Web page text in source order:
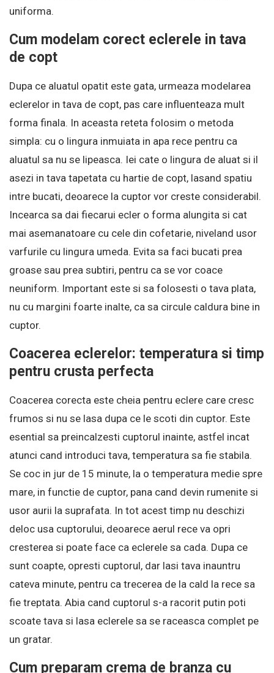
uniforma.
Cum modelam corect eclerele in tava
de copt
Dupa ce aluatul opatit este gata, urmeaza modelarea
eclerelor in tava de copt, pas care influenteaza mult
forma finala. In aceasta reteta folosim o metoda
simpla: cu o lingura inmuiata in apa rece pentru ca
aluatul sa nu se lipeasca. Iei cate o lingura de aluat si il
asezi in tava tapetata cu hartie de copt, lasand spatiu
intre bucati, deoarece la cuptor vor creste considerabil.
Incearca sa dai fiecarui ecler o forma alungita si cat
mai asemanatoare cu cele din cofetarie, niveland usor
varfurile cu lingura umeda. Evita sa faci bucati prea
groase sau prea subtiri, pentru ca se vor coace
neuniform. Important este si sa folosesti o tava plata,
nu cu margini foarte inalte, ca sa circule caldura bine in
cuptor.
Coacerea eclerelor: temperatura si timp
pentru crusta perfecta
Coacerea corecta este cheia pentru eclere care cresc
frumos si nu se lasa dupa ce le scoti din cuptor. Este
esential sa preincalzesti cuptorul inainte, astfel incat
atunci cand introduci tava, temperatura sa fie stabila.
Se coc in jur de 15 minute, la o temperatura medie spre
mare, in functie de cuptor, pana cand devin rumenite si
usor aurii la suprafata. In tot acest timp nu deschizi
deloc usa cuptorului, deoarece aerul rece va opri
cresterea si poate face ca eclerele sa cada. Dupa ce
sunt coapte, opresti cuptorul, dar lasi tava inauntru
cateva minute, pentru ca trecerea de la cald la rece sa
fie treptata. Abia cand cuptorul s-a racorit putin poti
scoate tava si lasa eclerele sa se raceasca complet pe
un gratar.
Cum preparam crema de branza cu